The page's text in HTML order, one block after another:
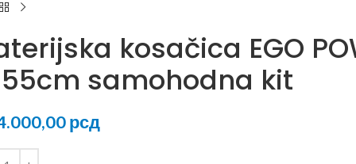
kosačica EGO
samohodna kit
рсд